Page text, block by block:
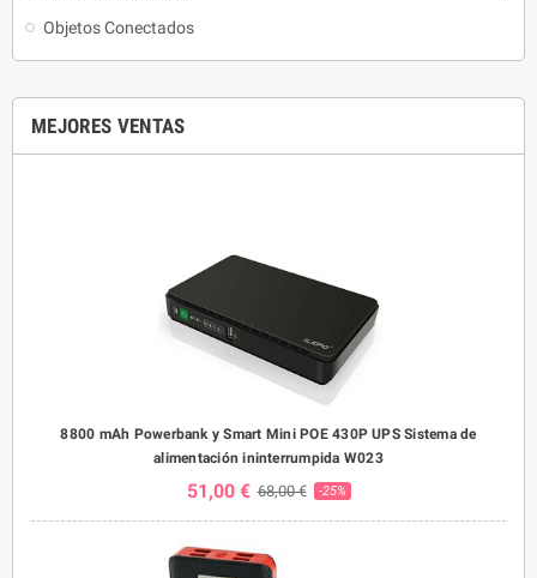
Objetos Conectados
MEJORES VENTAS
8800 mAh Powerbank y Smart Mini POE 430P UPS Sistema de
alimentación ininterrumpida W023
51,00 € 68,00 € -25%